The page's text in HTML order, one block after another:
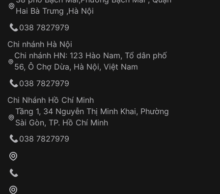
Hotline: 0585 215 215
Từ khóa SEO:
Khách hàng kiểm tra và thanh toán trực tiếp
Tự ý sửa chữa
thống VNLUX
Đảm bảo quyền lợi khách hàng
Đồng hành cùng khách hàng trong suốt quá
trình sử dụng
Hai Bà Trưng ,Hà Nội
038 7827979
Chi nhánh Hà Nội
Chi nhánh HN: 123 Hào Nam, Tổ dân phố
56, Ô Chợ Dừa, Hà Nội, Việt Nam
038 7827979
Chi Nhánh Hồ Chí Minh
Tầng 1, 34 Nguyễn Thị Minh Khai, Phường
Sài Gòn, TP. Hồ Chí Minh
038 7827979